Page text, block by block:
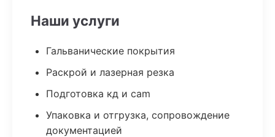
Наши услуги
Гальванические покрытия
Раскрой и лазерная резка
Подготовка кд и cam
Упаковка и отгрузка, сопровождение
документацией